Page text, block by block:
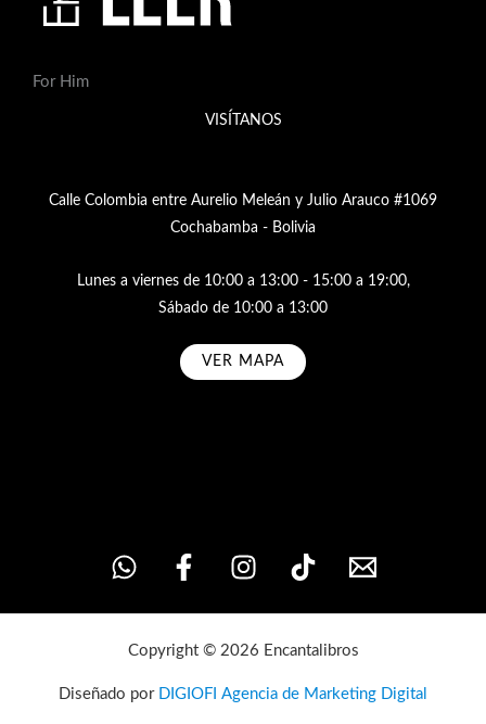
For Him
VISÍTANOS
Calle Colombia entre Aurelio Meleán y Julio Arauco #1069
Cochabamba - Bolivia
Lunes a viernes de 10:00 a 13:00 - 15:00 a 19:00,
Sábado de 10:00 a 13:00
VER MAPA
Copyright © 2026 Encantalibros
Diseñado por DIGIOFI Agencia de Marketing Digital